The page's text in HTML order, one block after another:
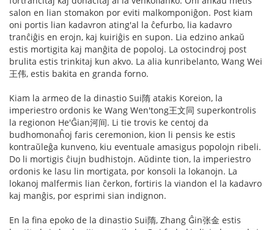
salon en lian stomakon por eviti malkomponiĝon. Post kiam
oni portis lian kadavron ating'al la ĉefurbo, lia kadavro
tranĉiĝis en erojn, kaj kuiriĝis en supon. Lia edzino ankaŭ
estis mortigita kaj manĝita de popoloj. La ostocindroj post
brulita estis trinkitaj kun akvo. La alia kunribelanto, Wang Wei
王伟, estis bakita en granda forno.
Kiam la armeo de la dinastio Sui隋 atakis Koreion, la
imperiestro ordonis ke Wang Wen'tong王文同 superkontrolis
la regionon He'Ĝian河间. Li tie trovis ke centoj da
budhomonaĥoj faris ceremonion, kion li pensis ke estis
kontraŭleĝa kunveno, kiu eventuale amasigus popolojn ribeli.
Do li mortigis ĉiujn budhistojn. Aŭdinte tion, la imperiestro
ordonis ke lasu lin mortigata, por konsoli la lokanojn. La
lokanoj malfermis lian ĉerkon, fortiris la viandon el la kadavro
kaj manĝis, por esprimi sian indignon.
En la fina epoko de la dinastio Sui隋, Zhang Ĝin张金 estis